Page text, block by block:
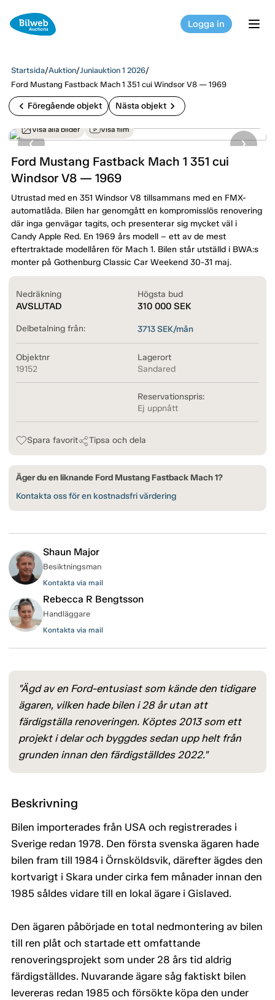
Logga in
Startsida/Auktion/Juniauktion 1 2026/
Ford Mustang Fastback Mach 1 351 cui Windsor V8 — 1969
chevron_left Föregående objekt Nästa objekt chevron_right
Visa alla bilder Visa film
Ford Mustang Fastback Mach 1 351 cui
Windsor V8 — 1969
Utrustad med en 351 Windsor V8 tillsammans med en FMX-
automatlåda. Bilen har genomgått en kompromisslös renovering
där inga genvägar tagits, och presenterar sig mycket väl i
Candy Apple Red. En 1969 års modell – ett av de mest
eftertraktade modellåren för Mach 1. Bilen står utställd i BWA:s
monter på Gothenburg Classic Car Weekend 30-31 maj.
Nedräkning
AVSLUTAD
Högsta bud
310 000 SEK
Delbetalning från: 3713SEK/mån
Objektnr
19152
Lagerort
Sandared
Reservationspris:
Ej uppnått
Spara favorit Tipsa och dela
Äger du en liknande Ford Mustang Fastback Mach 1?
Kontakta oss för en kostnadsfri värdering
Shaun Major
Besiktningsman
Kontakta via mail
Rebecca R Bengtsson
Handläggare
Kontakta via mail
"Ägd av en Ford-entusiast som kände den tidigare
ägaren, vilken hade bilen i 28 år utan att
färdigställa renoveringen. Köptes 2013 som ett
projekt i delar och byggdes sedan upp helt från
grunden innan den färdigställdes 2022."
Beskrivning
Bilen importerades från USA och registrerades i
Sverige redan 1978. Den första svenska ägaren hade
bilen fram till 1984 i Örnsköldsvik, därefter ägdes den
kortvarigt i Skara under cirka fem månader innan den
1985 såldes vidare till en lokal ägare i Gislaved.
Den ägaren påbörjade en total nedmontering av bilen
till ren plåt och startade ett omfattande
renoveringsprojekt som under 28 års tid aldrig
färdigställdes. Nuvarande ägare såg faktiskt bilen
levereras redan 1985 och försökte köpa den under